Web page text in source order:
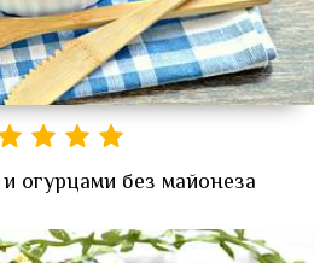
огурцами без майонеза